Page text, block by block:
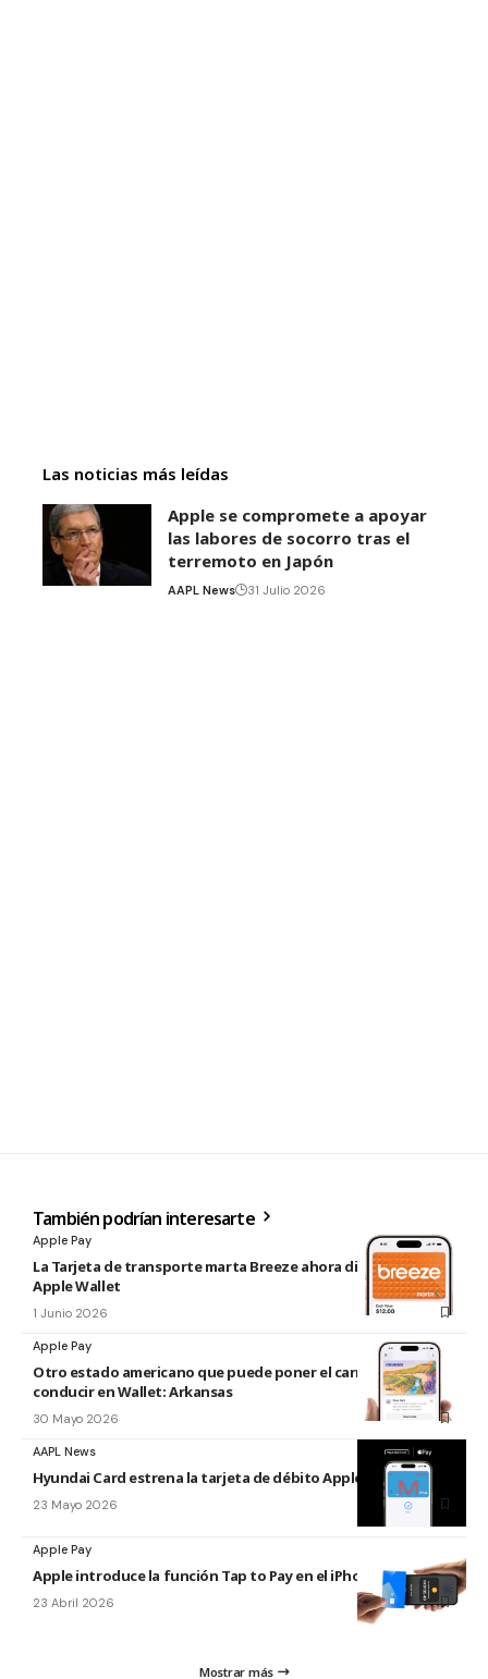
Las noticias más leídas
Apple se compromete a apoyar
las labores de socorro tras el
terremoto en Japón
AAPL News 31 Julio 2026
También podrían interesarte
Apple Pay
La Tarjeta de transporte marta Breeze ahora disponible en
Apple Wallet
1 Junio 2026
Apple Pay
Otro estado americano que puede poner el carnet de
conducir en Wallet: Arkansas
30 Mayo 2026
AAPL News
Hyundai Card estrena la tarjeta de débito Apple Pay
23 Mayo 2026
Apple Pay
Apple introduce la función Tap to Pay en el iPhone en Malasia
23 Abril 2026
Mostrar más